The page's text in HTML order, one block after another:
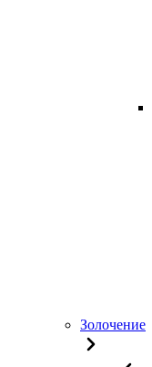
Золочение